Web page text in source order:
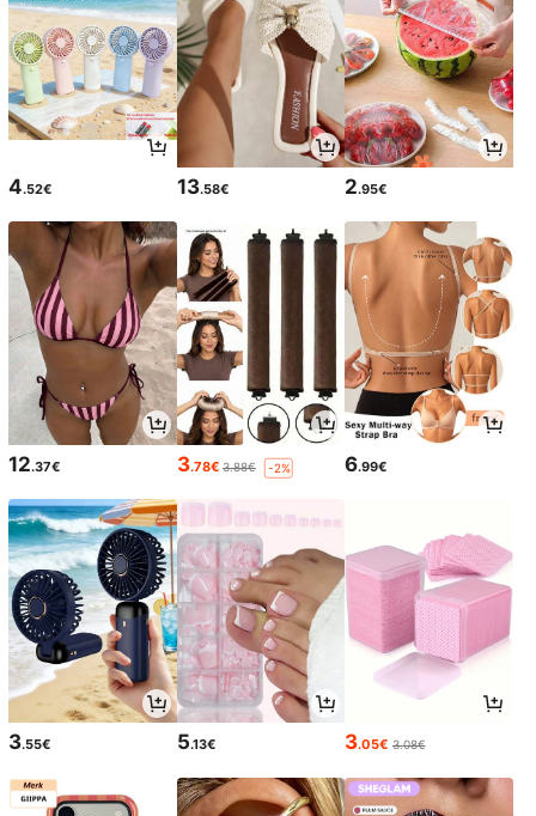
4.52€ 13.58€ 2.95€
12.37€ 3.78€ 3.88€ -2% 6.99€
3.55€ 5.13€ 3.05€ 3.08€